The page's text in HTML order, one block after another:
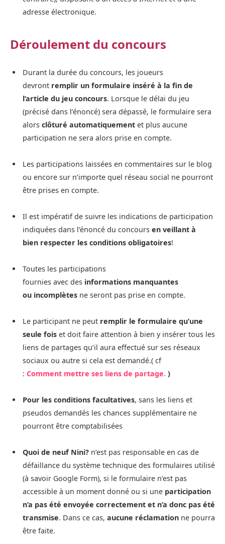
adresse électronique.
Déroulement du concours
Durant la durée du concours, les joueurs
devront remplir un formulaire inséré à la fin de
l’article du jeu concours. Lorsque le délai du jeu
(précisé dans l’énoncé) sera dépassé, le formulaire sera
alors clôturé automatiquement et plus aucune
participation ne sera alors prise en compte.
Les participations laissées en commentaires sur le blog
ou encore sur n’importe quel réseau social ne pourront
être prises en compte.
Il est impératif de suivre les indications de participation
indiquées dans l’énoncé du concours en veillant à
bien respecter les conditions obligatoires!
Toutes les participations
fournies avec des informations manquantes
ou incomplètes ne seront pas prise en compte.
Le participant ne peut remplir le formulaire qu’une
seule fois et doit faire attention à bien y insérer tous les
liens de partages qu’il aura effectué sur ses réseaux
sociaux ou autre si cela est demandé.( cf
: Comment mettre ses liens de partage. )
Pour les conditions facultatives, sans les liens et
pseudos demandés les chances supplémentaire ne
pourront être comptabilisées
Quoi de neuf Nini? n’est pas responsable en cas de
défaillance du système technique des formulaires utilisé
(à savoir Google Form), si le formulaire n’est pas
accessible à un moment donné ou si une participation
n’a pas été envoyée correctement et n’a donc pas été
transmise. Dans ce cas, aucune réclamation ne pourra
être faite.